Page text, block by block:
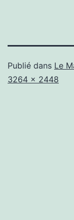
Publié dans Le
Taille
3264 × 2448